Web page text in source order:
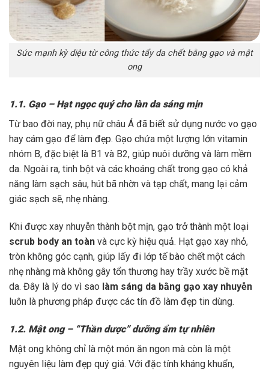
Sức mạnh kỳ diệu từ công thức tẩy da chết bằng gạo và mật
ong
1.1. Gạo – Hạt ngọc quý cho làn da sáng mịn
Từ bao đời nay, phụ nữ châu Á đã biết sử dụng nước vo gạo
hay cám gạo để làm đẹp. Gạo chứa một lượng lớn vitamin
nhóm B, đặc biệt là B1 và B2, giúp nuôi dưỡng và làm mềm
da. Ngoài ra, tinh bột và các khoáng chất trong gạo có khả
năng làm sạch sâu, hút bã nhờn và tạp chất, mang lại cảm
giác sạch sẽ, nhẹ nhàng.
Khi được xay nhuyễn thành bột mịn, gạo trở thành một loại
scrub body an toàn và cực kỳ hiệu quả. Hạt gạo xay nhỏ,
tròn không góc cạnh, giúp lấy đi lớp tế bào chết một cách
nhẹ nhàng mà không gây tổn thương hay trầy xước bề mặt
da. Đây là lý do vì sao làm sáng da bằng gạo xay nhuyễn
luôn là phương pháp được các tín đồ làm đẹp tin dùng.
1.2. Mật ong – “Thần dược” dưỡng ẩm tự nhiên
Mật ong không chỉ là một món ăn ngon mà còn là một
nguyên liệu làm đẹp quý giá. Với đặc tính kháng khuẩn,